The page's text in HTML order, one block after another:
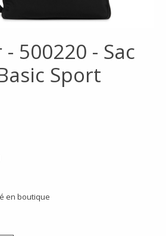
500220 - Sac
Sport
à
en boutique